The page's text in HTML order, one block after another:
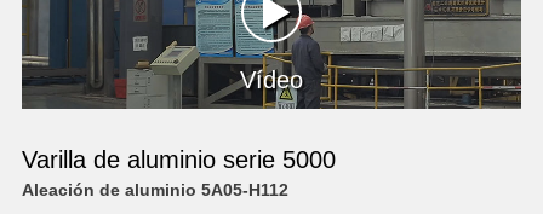
Vídeo
Varilla de aluminio serie 5000
Aleación de aluminio 5A05-H112